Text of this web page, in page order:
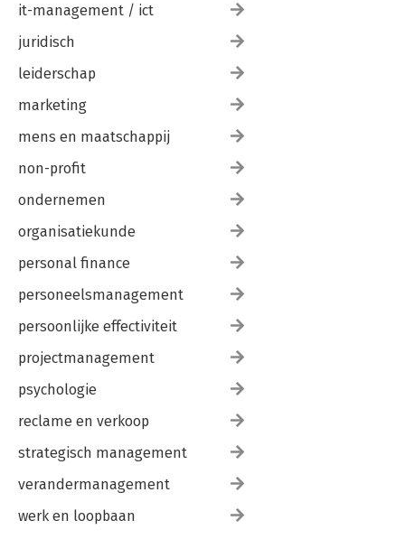
it-management / ict
juridisch
leiderschap
marketing
mens en maatschappij
non-profit
ondernemen
organisatiekunde
personal finance
personeelsmanagement
persoonlijke effectiviteit
projectmanagement
psychologie
reclame en verkoop
strategisch management
verandermanagement
werk en loopbaan